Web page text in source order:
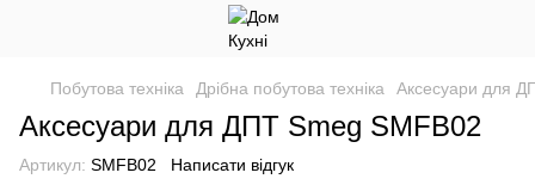
Побутова техніка Дрібна побутова техніка Аксесуари для
Аксесуари для ДПТ Smeg SMFB02
Артикул: SMFB02 Написати відгук